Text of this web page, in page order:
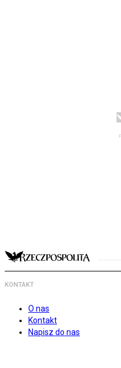
KONTAKT
O nas
Kontakt
Napisz do nas